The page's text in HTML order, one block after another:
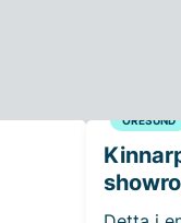
ÖRESUND